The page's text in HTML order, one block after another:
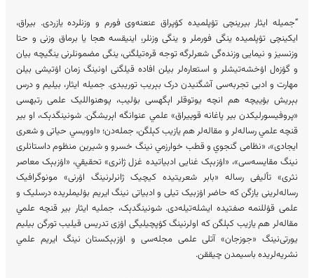
“جمیله ایثار بیرینچی تۉپلمیده کۉپراق عنعنه‌وی فورم و وزنلرده یازردی. بیراق،
ایکینچی تۉپلمیده ینگی فورملر و ینگی وزنلر،ِ اینیقسه هجا یا برماق وزنی و حتا
وزنسیز و نیمایی وزنده‌گی شعرلرگه توجه قره‌تیلگنی، ینگی مضمونلرنی ینگیچه بیان
و گۉزه‌ل اۉخشه‌تیشلر و استعاره‌لر بیلن افاده قیلگنی اونینگ زمان اۉتیشی بیلن
مهارت و ادبی تجربه‌سی آشگنیدن درک بېریب توریبدی. جمیله ایثار، بیلیم و درس
بېریش بۉییچه هم انچه یوتوقلر اېگه‎سی بۉلیب، پوهنواللیک علمی رتبه‎سی
«پروفیسورلیکدن بیر پاغانه قوییراق» علمي عنوانگه اېریشگن. شونینگدېک، او بیر
قنچه علمي رساله‌لر و مقاله‌‎لر هم یازیب کېلگن، جمله‌دن؛ «اوویسي حیاتی و شعری
ایجادی»، «نظامی گنجوي و قطب خوارزمي نینگ خسرو و شیرین منظوم داستانلری
نینگ مقایسه‌سی»، «اۉزبېک غنایی ادبیاتیده غزل ژانری» تحقیقي، «اۉزبېک معاصر
نثری» تألیفی رساله «بابر شعریتیده کیچیک ژانرلرنینگ اۉرنی» مونوگرافیک
رساله‌لرینی یازگن که حاضر اۉزبیک تیلی و ادبیاتی نینگ ایریم بۉلیملریده درسلیک و
علمی قۉللنمه صفتیده ایشله‌تیله‌دی. شونینگدېک، جملیه ایثار بیر قنچه علمي
مقاله‌لر هم یازیب کېلگن که اولرنینگ کۉپچیلیگی اۉزی تدریس قیلیب تورگن بیلیم
یورتی‌نینگ «جوزجان» آتلی علمی مجله‌‌سی و اۉزبېکستان نینگ ایریم علمي
نشریه‌لریده باسیمدن چیققن.